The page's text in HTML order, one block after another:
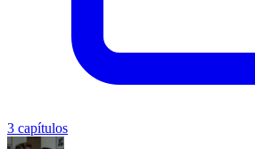
3 capítulos